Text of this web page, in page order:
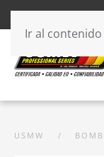
Ir al
USMW